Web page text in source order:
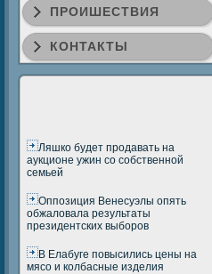
ПРОИШЕСТВИЯ
КОНТАКТЫ
Ляшко будет продавать на
аукционе ужин со собственной
семьей
Оппозиция Венесуэлы опять
обжаловала результаты
президентских выборов
В Елабуге повысились цены на
мясо и колбасные изделия